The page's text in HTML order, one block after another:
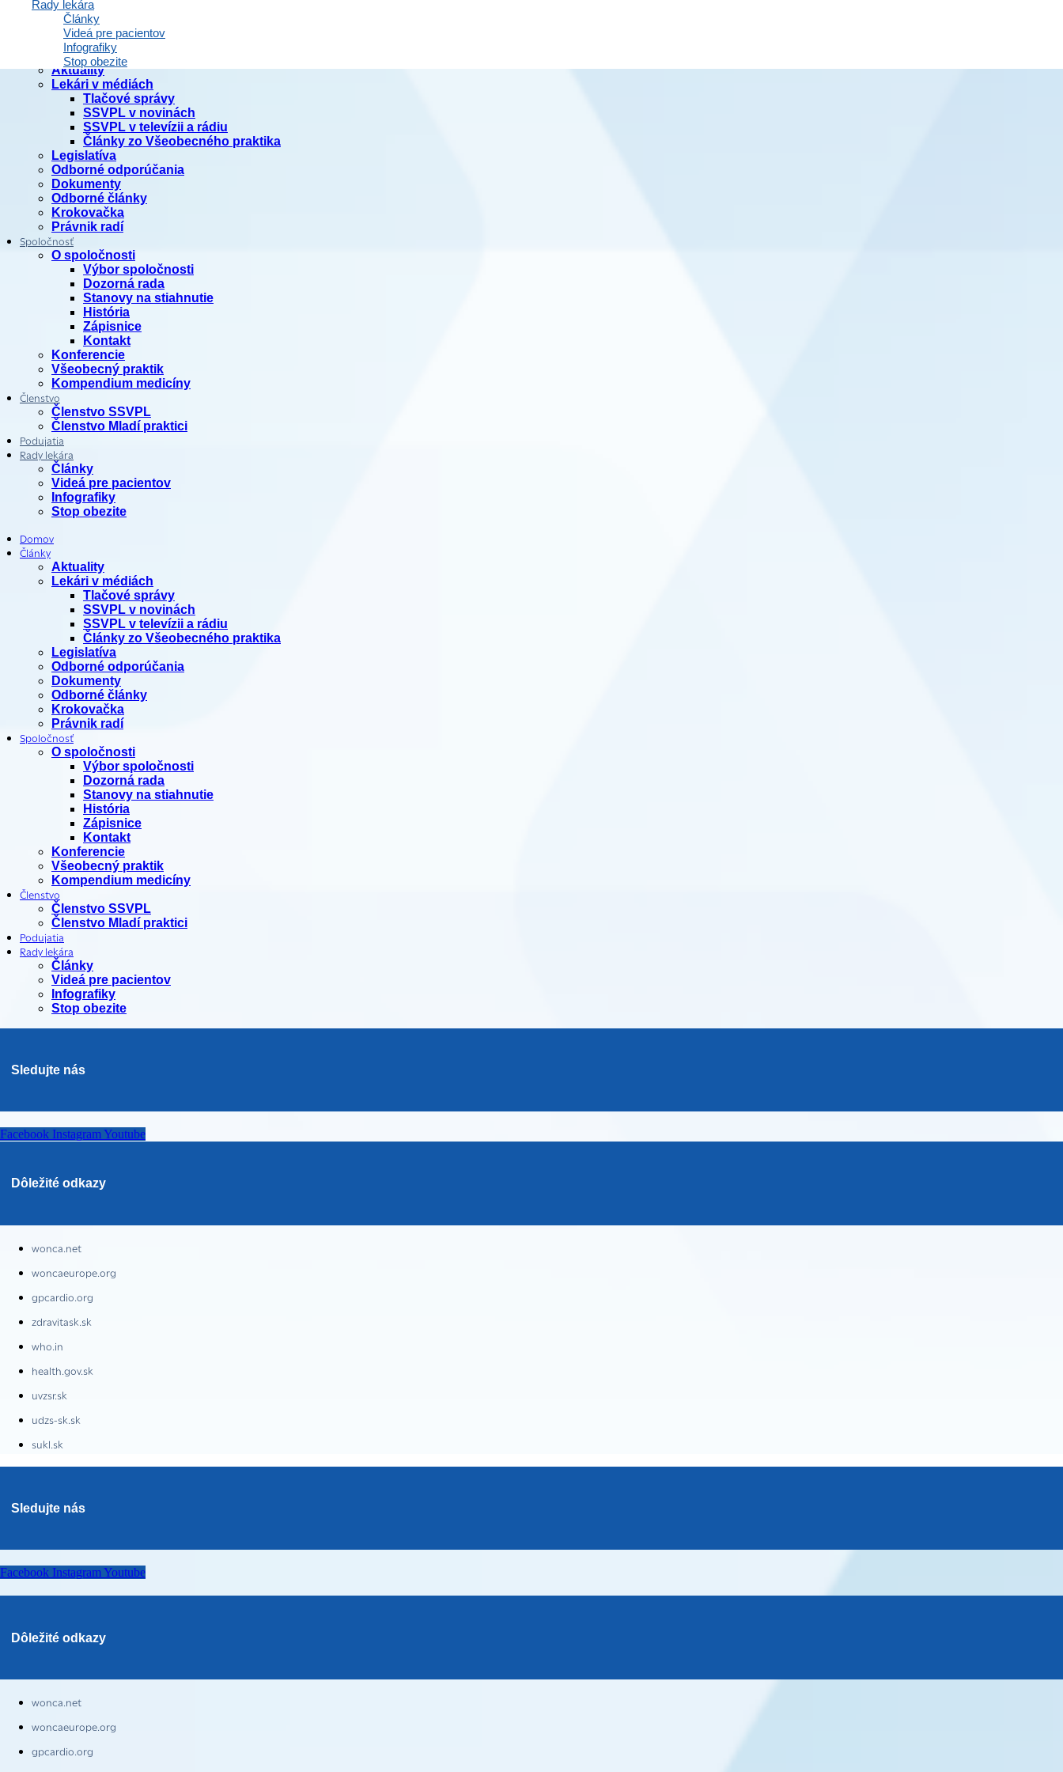
Rady lekára
Články
Videá pre pacientov
Infografiky
Stop obezite
Aktuality
Lekári v médiách
Tlačové správy
SSVPL v novinách
SSVPL v televízii a rádiu
Články zo Všeobecného praktika
Legislatíva
Odborné odporúčania
Dokumenty
Odborné články
Krokovačka
Právnik radí
Spoločnosť
O spoločnosti
Výbor spoločnosti
Dozorná rada
Stanovy na stiahnutie
História
Zápisnice
Kontakt
Konferencie
Všeobecný praktik
Kompendium medicíny
Členstvo
Členstvo SSVPL
Členstvo Mladí praktici
Podujatia
Rady lekára
Články
Videá pre pacientov
Infografiky
Stop obezite
Domov
Články
Aktuality
Lekári v médiách
Tlačové správy
SSVPL v novinách
SSVPL v televízii a rádiu
Články zo Všeobecného praktika
Legislatíva
Odborné odporúčania
Dokumenty
Odborné články
Krokovačka
Právnik radí
Spoločnosť
O spoločnosti
Výbor spoločnosti
Dozorná rada
Stanovy na stiahnutie
História
Zápisnice
Kontakt
Konferencie
Všeobecný praktik
Kompendium medicíny
Členstvo
Členstvo SSVPL
Členstvo Mladí praktici
Podujatia
Rady lekára
Články
Videá pre pacientov
Infografiky
Stop obezite
Sledujte nás
Facebook Instagram Youtube
Dôležité odkazy
wonca.net
woncaeurope.org
gpcardio.org
zdravitask.sk
who.in
health.gov.sk
uvzsr.sk
udzs-sk.sk
sukl.sk
Sledujte nás
Facebook Instagram Youtube
Dôležité odkazy
wonca.net
woncaeurope.org
gpcardio.org